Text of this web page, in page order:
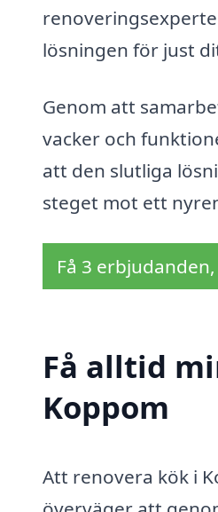
lösningen för just
Genom att
vacker och
att den slutliga
steget mot ett
Få 3
Få alltid
Koppom
Att renovera kök i